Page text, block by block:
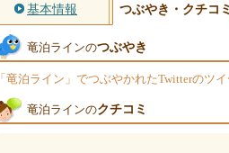
基本情報 つぶやき・クチコミ
竜泊ラインのつぶやき
「竜泊ライン」でつぶやかれたTwitterのツ
竜泊ラインのクチコミ